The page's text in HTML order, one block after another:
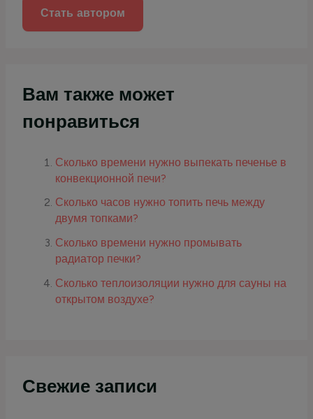
Стать автором
Вам также может
понравиться
Сколько времени нужно выпекать печенье в
конвекционной печи?
Сколько часов нужно топить печь между
двумя топками?
Сколько времени нужно промывать
радиатор печки?
Сколько теплоизоляции нужно для сауны на
открытом воздухе?
Свежие записи